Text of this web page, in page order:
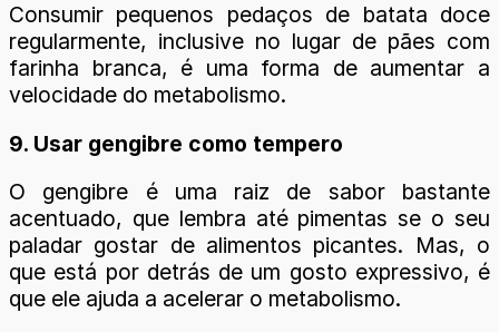
Consumir pequenos pedaços de batata doce
regularmente, inclusive no lugar de pães com
farinha branca, é uma forma de aumentar a
velocidade do metabolismo.
9. Usar gengibre como tempero
O gengibre é uma raiz de sabor bastante
acentuado, que lembra até pimentas se o seu
paladar gostar de alimentos picantes. Mas, o
que está por detrás de um gosto expressivo, é
que ele ajuda a acelerar o metabolismo.